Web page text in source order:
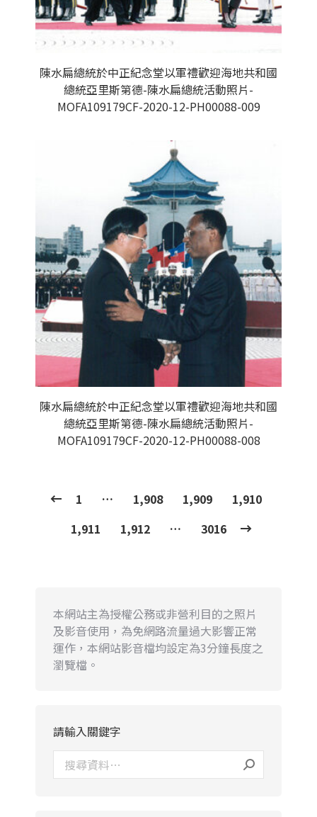
陳水扁總統於中正紀念堂以軍禮歡迎海地共和國
總統亞里斯第德-陳水扁總統活動照片-
MOFA109179CF-2020-12-PH00088-009
陳水扁總統於中正紀念堂以軍禮歡迎海地共和國
總統亞里斯第德-陳水扁總統活動照片-
MOFA109179CF-2020-12-PH00088-008
1 … 1,908 1,909
1,910
1,911
1,912 … 3016
本網站主為授權公務或非營利目的之照片
及影音使用，為免網路流量過大影響正常
運作，本網站影音檔均設定為3分鐘長度之
瀏覽檔。
請輸入關鍵字